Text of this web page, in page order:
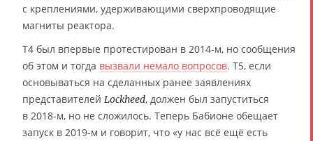
с креплениями, удерживающими сверхпроводящие
магниты реактора.
T4 был впервые протестирован в 2014-м, но сообщения
об этом и тогда вызвали немало вопросов. T5, если
основываться на сделанных ранее заявлениях
представителей Lockheed, должен был запуститься
в 2018-м, но не сложилось. Теперь Бабионе обещает
запуск в 2019-м и говорит, что «у нас всё ещё есть